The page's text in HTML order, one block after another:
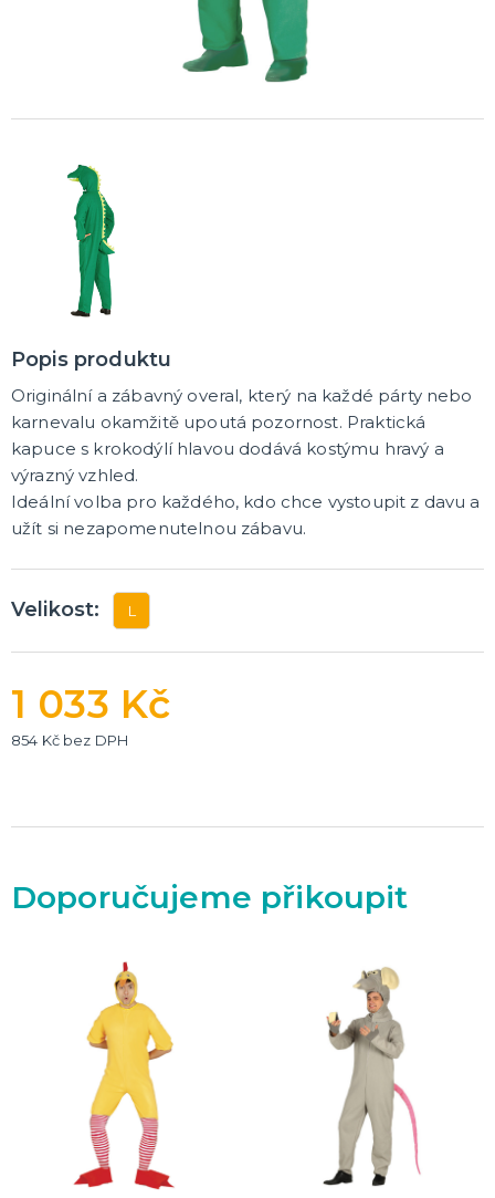
Rozlučkové korunky a závoje
Dárkové rozlučkové tašky
Fotokoutek na rozlučku
Rozlučkové podvazky a placky
Závěsné dekorace na rozlučku
Doplňky pro budoucí nevěstu
Doplňky pro budoucího ženicha
Doplňky pro mládence
NOVINKY !
Popis produktu
Originální a zábavný overal, který na každé párty nebo
karnevalu okamžitě upoutá pozornost. Praktická
kapuce s krokodýlí hlavou dodává kostýmu hravý a
výrazný vzhled.
Ideální volba pro každého, kdo chce vystoupit z davu a
užít si nezapomenutelnou zábavu.
Velikost: L
1 033 Kč
854 Kč bez DPH
Doporučujeme přikoupit